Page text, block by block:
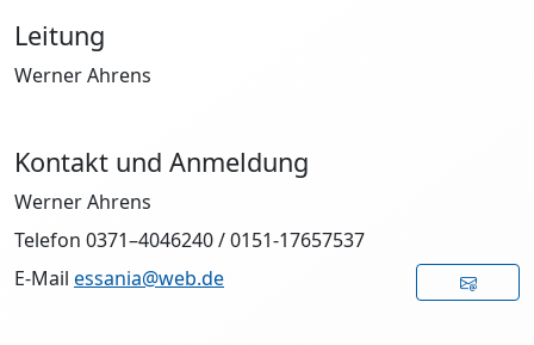
Leitung
Werner Ahrens
Kontakt und Anmeldung
Werner Ahrens
Telefon 0371–4046240 / 0151-17657537
E-Mail essania@web.de